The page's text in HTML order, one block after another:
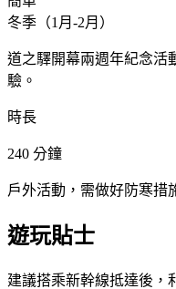
冬季（1月-2月）
道之驛開幕兩週年紀念活
驗。
時長
240 分鐘
戶外活動，需做好防寒措
遊玩貼士
建議搭乘新幹線抵達後，